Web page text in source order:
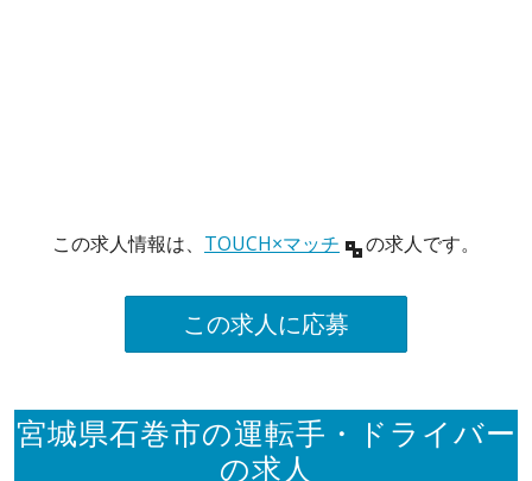
この求人情報は、 TOUCH×マッチ の求人です。
この求人に応募
宮城県石巻市の運転手・ドライバー
の求人